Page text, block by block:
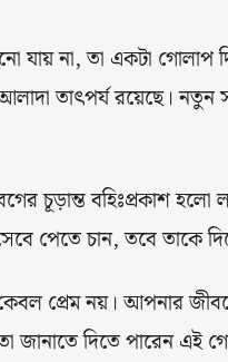
যায় না, তা একটা গোলাপ
তাৎপর্য রয়েছে।
চূড়ান্ত বহিঃপ্রকাশ
পেতে চান, তবে তাকে
প্রেম নয়। আপনার
জানাতে দিতে পারেন এই